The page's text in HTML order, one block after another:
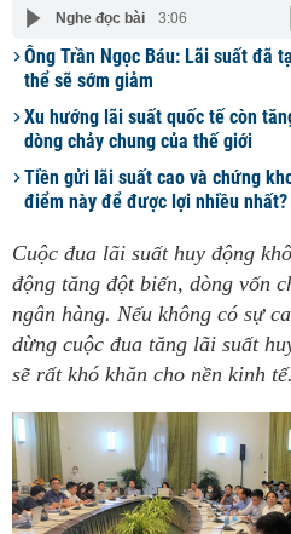
Nghe đọc bài 3:06
Ông Trần Ngọc Báu: Lãi suất đã
thể sẽ sớm giảm
Xu hướng lãi suất quốc tế còn
dòng chảy chung của thế giới
Tiền gửi lãi suất cao và chứng
điểm này để được lợi nhiều nhất?
Cuộc đua lãi suất huy động
động tăng đột biến, dòng vốn
ngân hàng. Nếu không có sự
dừng cuộc đua tăng lãi suất
sẽ rất khó khăn cho nền kinh tế.